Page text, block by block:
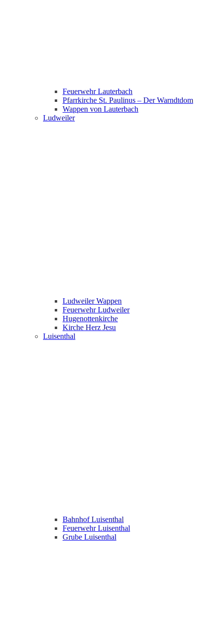
Feuerwehr Lauterbach
Pfarrkirche St. Paulinus – Der Warndtdom
Wappen von Lauterbach
Ludweiler
Ludweiler Wappen
Feuerwehr Ludweiler
Hugenottenkirche
Kirche Herz Jesu
Luisenthal
Bahnhof Luisenthal
Feuerwehr Luisenthal
Grube Luisenthal